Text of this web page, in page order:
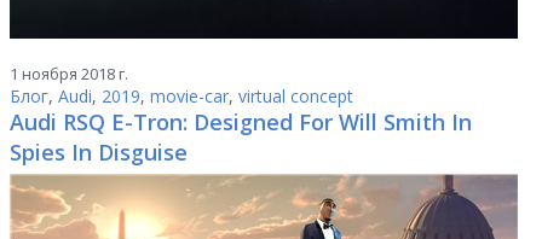
1 ноября 2018 г.
Блог, Audi, 2019, movie-car, virtual concept
Audi RSQ E-Tron: Designed For Will Smith In
Spies In Disguise